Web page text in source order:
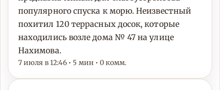
популярного спуска к морю. Неизвестный
похитил 120 террасных досок, которые
находились возле дома № 47 на улице
Нахимова.
7 июля в 12:46 • 5 мин • 0 комм.